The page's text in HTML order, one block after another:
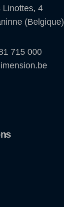
Linottes, 4
(Belgique)
715 000